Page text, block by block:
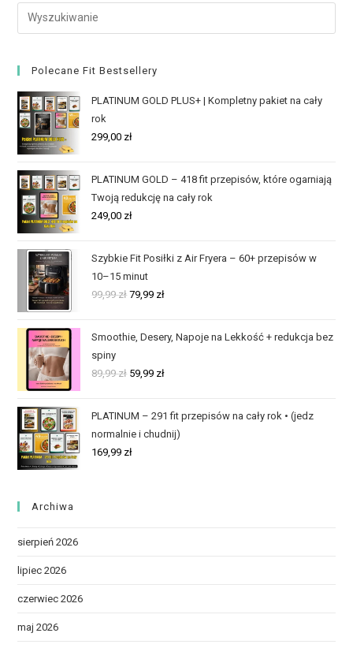
Polecane Fit Bestsellery
PLATINUM GOLD PLUS+ | Kompletny pakiet na cały
rok
299,00 zł
PLATINUM GOLD – 418 fit przepisów, które ogarniają
Twoją redukcję na cały rok
249,00 zł
Szybkie Fit Posiłki z Air Fryera – 60+ przepisów w
10–15 minut
99,99zł 79,99 zł
Smoothie, Desery, Napoje na Lekkość + redukcja bez
spiny
89,99zł 59,99 zł
PLATINUM – 291 fit przepisów na cały rok • (jedz
normalnie i chudnij)
169,99 zł
Archiwa
sierpień 2026
lipiec 2026
czerwiec 2026
maj 2026